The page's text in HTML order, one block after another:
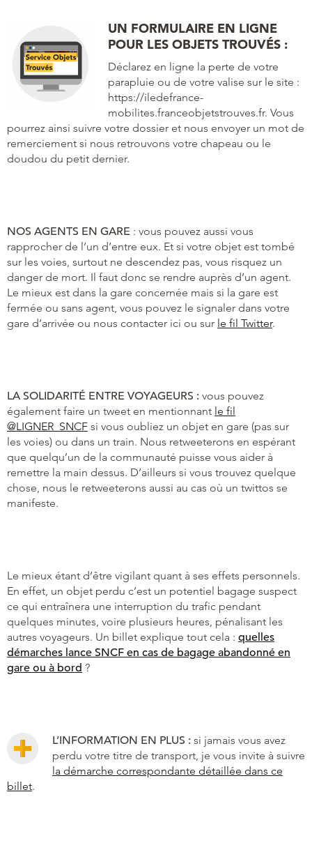
UN FORMULAIRE EN LIGNE
POUR LES OBJETS TROUVÉS :
Déclarez en ligne la perte de votre
parapluie ou de votre valise sur le site :
https://iledefrance-
mobilites.franceobjetstrouves.fr. Vous
pourrez ainsi suivre votre dossier et nous envoyer un mot de
remerciement si nous retrouvons votre chapeau ou le
doudou du petit dernier.
NOS AGENTS EN GARE : vous pouvez aussi vous
rapprocher de l’un d’entre eux. Et si votre objet est tombé
sur les voies, surtout ne descendez pas, vous risquez un
danger de mort. Il faut donc se rendre auprès d’un agent.
Le mieux est dans la gare concernée mais si la gare est
fermée ou sans agent, vous pouvez le signaler dans votre
gare d’arrivée ou nous contacter ici ou sur le fil Twitter.
LA SOLIDARITÉ ENTRE VOYAGEURS : vous pouvez
également faire un tweet en mentionnant le fil
@LIGNER_SNCF si vous oubliez un objet en gare (pas sur
les voies) ou dans un train. Nous retweeterons en espérant
que quelqu’un de la communauté puisse vous aider à
remettre la main dessus. D’ailleurs si vous trouvez quelque
chose, nous le retweeterons aussi au cas où un twittos se
manifeste.
Le mieux étant d’être vigilant quant à ses effets personnels.
En effet, un objet perdu c’est un potentiel bagage suspect
ce qui entraînera une interruption du trafic pendant
quelques minutes, voire plusieurs heures, pénalisant les
autres voyageurs. Un billet explique tout cela : quelles
démarches lance SNCF en cas de bagage abandonné en
gare ou à bord ?
L’INFORMATION EN PLUS : si jamais vous avez
perdu votre titre de transport, je vous invite à suivre
la démarche correspondante détaillée dans ce
billet.